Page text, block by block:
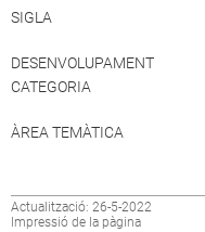
SIGLA
DESENVOLUPAMENT
CATEGORIA
ÀREA TEMÀTICA
Actualització: 26-5-2022
Impressió de la pàgina